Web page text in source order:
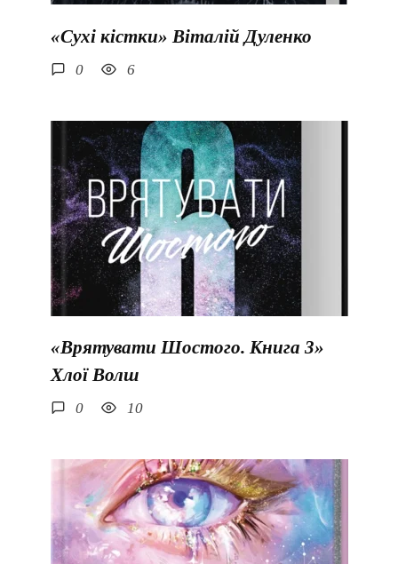
«Сухі кістки» Віталій Дуленко
0 6
«Врятувати Шостого. Книга 3»
Хлої Волш
0 10